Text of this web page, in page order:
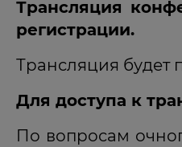
Трансляция
регистрации.
Трансляция будет
Для доступа к
По вопросам